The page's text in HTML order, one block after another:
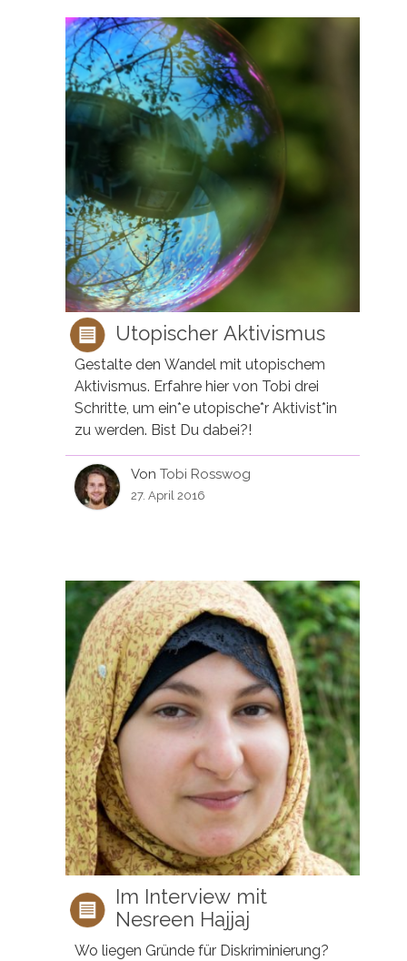
Utopischer Aktivismus
Gestalte den Wandel mit utopischem
Aktivismus. Erfahre hier von Tobi drei
Schritte, um ein*e utopische*r Aktivist*in
zu werden. Bist Du dabei?!
VonTobi Rosswog
27. April 2016
Im Interview mit
Nesreen Hajjaj
Wo liegen Gründe für Diskriminierung?